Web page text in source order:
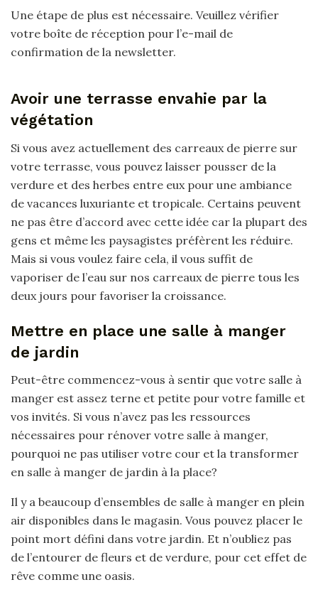
Une étape de plus est nécessaire. Veuillez vérifier
votre boîte de réception pour l’e-mail de
confirmation de la newsletter.
Avoir une terrasse envahie par la
végétation
Si vous avez actuellement des carreaux de pierre sur
votre terrasse, vous pouvez laisser pousser de la
verdure et des herbes entre eux pour une ambiance
de vacances luxuriante et tropicale. Certains peuvent
ne pas être d’accord avec cette idée car la plupart des
gens et même les paysagistes préfèrent les réduire.
Mais si vous voulez faire cela, il vous suffit de
vaporiser de l’eau sur nos carreaux de pierre tous les
deux jours pour favoriser la croissance.
Mettre en place une salle à manger
de jardin
Peut-être commencez-vous à sentir que votre salle à
manger est assez terne et petite pour votre famille et
vos invités. Si vous n’avez pas les ressources
nécessaires pour rénover votre salle à manger,
pourquoi ne pas utiliser votre cour et la transformer
en salle à manger de jardin à la place?
Il y a beaucoup d’ensembles de salle à manger en plein
air disponibles dans le magasin. Vous pouvez placer le
point mort défini dans votre jardin. Et n’oubliez pas
de l’entourer de fleurs et de verdure, pour cet effet de
rêve comme une oasis.